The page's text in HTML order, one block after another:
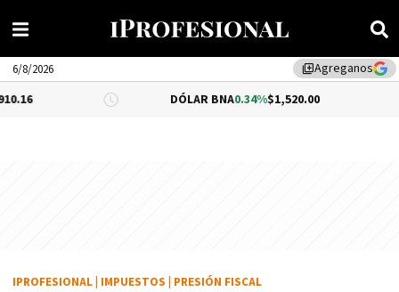
library_addAgreganos
6/8/2026
DÓLAR BNA 0.34%$1,520.00
IPROFESIONAL IMPUESTOS PRESIÓN FISCAL